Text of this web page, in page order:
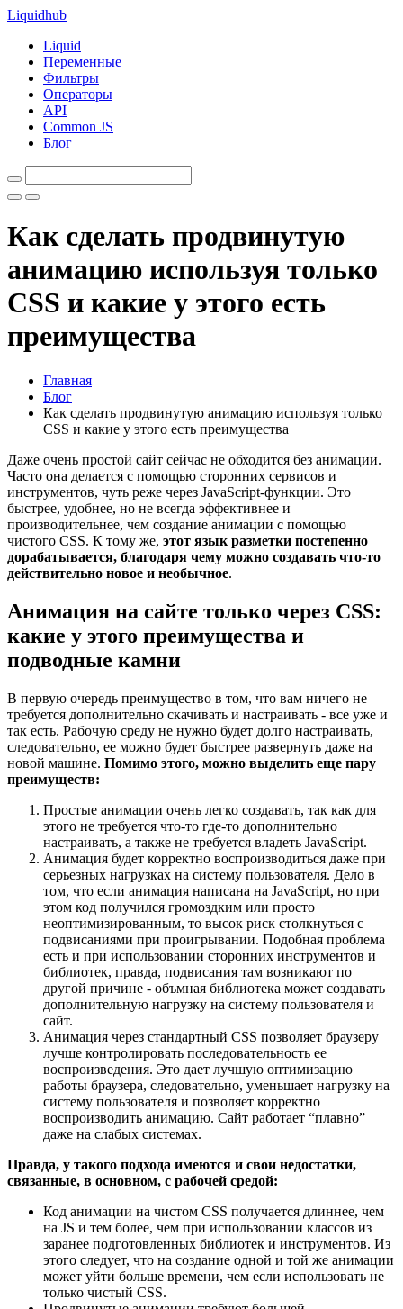
Liquidhub
Liquid
Переменные
Фильтры
Операторы
API
Common JS
Блог
Как сделать продвинутую
анимацию используя только
CSS и какие у этого есть
преимущества
Главная
Блог
Как сделать продвинутую анимацию используя только
CSS и какие у этого есть преимущества
Даже очень простой сайт сейчас не обходится без анимации.
Часто она делается с помощью сторонних сервисов и
инструментов, чуть реже через JavaScript-функции. Это
быстрее, удобнее, но не всегда эффективнее и
производительнее, чем создание анимации с помощью
чистого CSS. К тому же, этот язык разметки постепенно
дорабатывается, благодаря чему можно создавать что-то
действительно новое и необычное.
Анимация на сайте только через CSS:
какие у этого преимущества и
подводные камни
В первую очередь преимущество в том, что вам ничего не
требуется дополнительно скачивать и настраивать - все уже и
так есть. Рабочую среду не нужно будет долго настраивать,
следовательно, ее можно будет быстрее развернуть даже на
новой машине. Помимо этого, можно выделить еще пару
преимуществ:
Простые анимации очень легко создавать, так как для
этого не требуется что-то где-то дополнительно
настраивать, а также не требуется владеть JavaScript.
Анимация будет корректно воспроизводиться даже при
серьезных нагрузках на систему пользователя. Дело в
том, что если анимация написана на JavaScript, но при
этом код получился громоздким или просто
неоптимизированным, то высок риск столкнуться с
подвисаниями при проигрывании. Подобная проблема
есть и при использовании сторонних инструментов и
библиотек, правда, подвисания там возникают по
другой причине - объмная библиотека может создавать
дополнительную нагрузку на систему пользователя и
сайт.
Анимация через стандартный CSS позволяет браузеру
лучше контролировать последовательность ее
воспроизведения. Это дает лучшую оптимизацию
работы браузера, следовательно, уменьшает нагрузку на
систему пользователя и позволяет корректно
воспроизводить анимацию. Сайт работает “плавно”
даже на слабых системах.
Правда, у такого подхода имеются и свои недостатки,
связанные, в основном, с рабочей средой:
Код анимации на чистом CSS получается длиннее, чем
на JS и тем более, чем при использовании классов из
заранее подготовленных библиотек и инструментов. Из
этого следует, что на создание одной и той же анимации
может уйти больше времени, чем если использовать не
только чистый CSS.